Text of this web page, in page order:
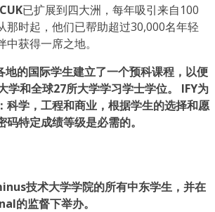
已扩展到四大洲，每年吸引来自100
那时起，他们已帮助超过30,000名年轻
获得一席之地。
地的国际学生建立了一个预科课程，以便
学和全球27所大学学习学士学位。 IFY为
科学，工程和商业，根据学生的选择和愿
特定成绩等级是必需的。
技术大学学院的所有中东学生 ，并在
的监督下举办。